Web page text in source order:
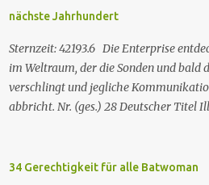
nächste Jahrhundert
Sternzeit: 42193.6 Die Enterprise
im Weltraum, der die Sonden und bald
verschlingt und jegliche
abbricht. Nr. (ges.) 28 Deutscher Titel
Winrich Kolbe Buch Jack B. Sowards
34 Gerechtigkeit für alle Batwoman